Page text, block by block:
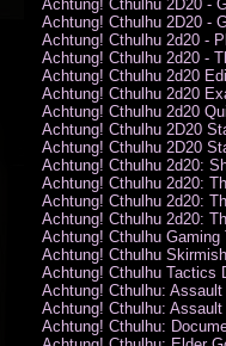
Achtung! Cthulhu 2D20 -
Achtung! Cthulhu 2D20 -
Achtung! Cthulhu 2d20 -
Achtung! Cthulhu 2d20 -
Achtung! Cthulhu 2d20
Achtung! Cthulhu 2d20
Achtung! Cthulhu 2d20
Achtung! Cthulhu 2D20
Achtung! Cthulhu 2D20
Achtung! Cthulhu 2d20:
Achtung! Cthulhu 2d20:
Achtung! Cthulhu 2d20:
Achtung! Cthulhu 2d20:
Achtung! Cthulhu Gaming
Achtung! Cthulhu
Achtung! Cthulhu Tactics
Achtung! Cthulhu: Assault
Achtung! Cthulhu: Assault
Achtung! Cthulhu: